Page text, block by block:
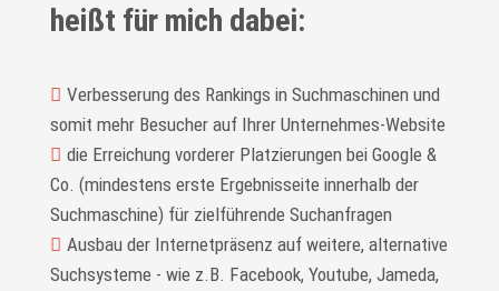
heißt für mich dabei:
Verbesserung des Rankings in Suchmaschinen und
somit mehr Besucher auf Ihrer Unternehmes-Website
die Erreichung vorderer Platzierungen bei Google &
Co. (mindestens erste Ergebnisseite innerhalb der
Suchmaschine) für zielführende Suchanfragen
Ausbau der Internetpräsenz auf weitere, alternative
Suchsysteme - wie z.B. Facebook, Youtube, Jameda,